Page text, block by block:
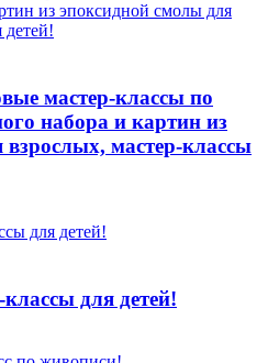
мастер-классы по
набора и картин из
мастер-классы
для детей!